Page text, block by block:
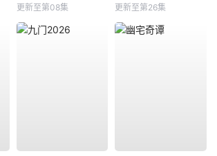
更新至第08集 更新至第26集